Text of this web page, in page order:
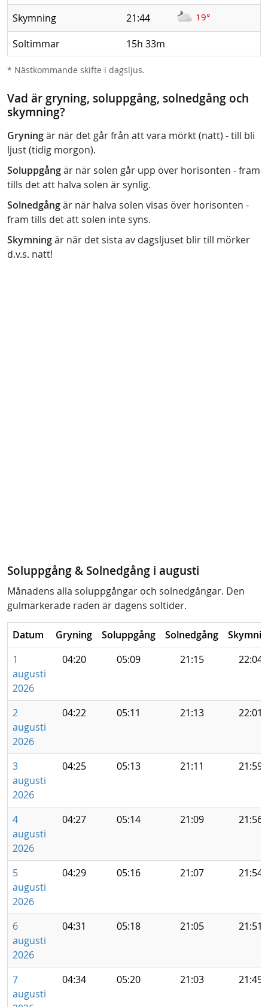
Skymning 21:44 19°
Soltimmar 15h 33m
* Nästkommande skifte i dagsljus.
Vad är gryning, soluppgång, solnedgång och
skymning?
Gryningär när det går från att vara mörkt (natt) - till bli
ljust (tidig morgon).
Soluppgångär när solen går upp över horisonten - fram
tills det att halva solen är synlig.
Solnedgångär när halva solen visas över horisonten -
fram tills det att solen inte syns.
Skymningär när det sista av dagsljuset blir till mörker
d.v.s. natt!
Soluppgång & Solnedgång i augusti
Månadens alla soluppgångar och solnedgångar. Den
gulmarkerade raden är dagens soltider.
Datum Gryning Soluppgång Solnedgång
1
augusti
2026
04:20 05:09 21:15 22:04
2
augusti
2026
04:22 05:11 21:13 22:01
3
augusti
2026
04:25 05:13 21:11 21:59
4
augusti
2026
04:27 05:14 21:09 21:56
5
augusti
2026
04:29 05:16 21:07 21:54
6
augusti
2026
04:31 05:18 21:05 21:51
7
augusti
04:34 05:20 21:03 21:49